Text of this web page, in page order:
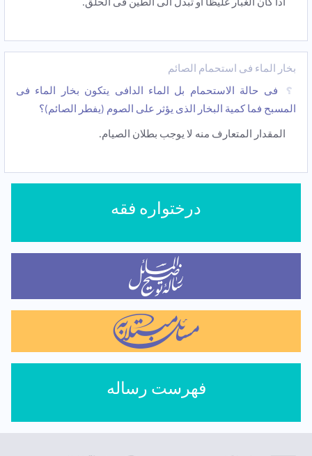
اذا کان الغبار غلیظاً او تبدل الی الطین فی الحلق.
بخار الماء فی استحمام الصائم
فی حالة الاستحمام بل الماء الدافی یتکون بخار الماء فی
المسبح فما کمیة البخار الذی یؤثر على الصوم (یفطر الصائم)؟
المقدار المتعارف منه لا یوجب بطلان الصیام.
درختواره فقه
فهرست رساله